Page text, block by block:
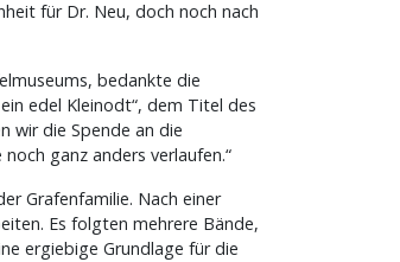
für Dr. Neu, doch noch nach
bedankte die
edel Kleinodt“, dem Titel des
wir die Spende an die
ganz anders verlaufen.“
Grafenfamilie. Nach einer
Es folgten mehrere Bände,
ergiebige Grundlage für die